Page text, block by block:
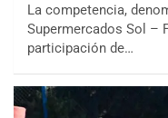
La competencia,
Supermercados Sol –
participación de…